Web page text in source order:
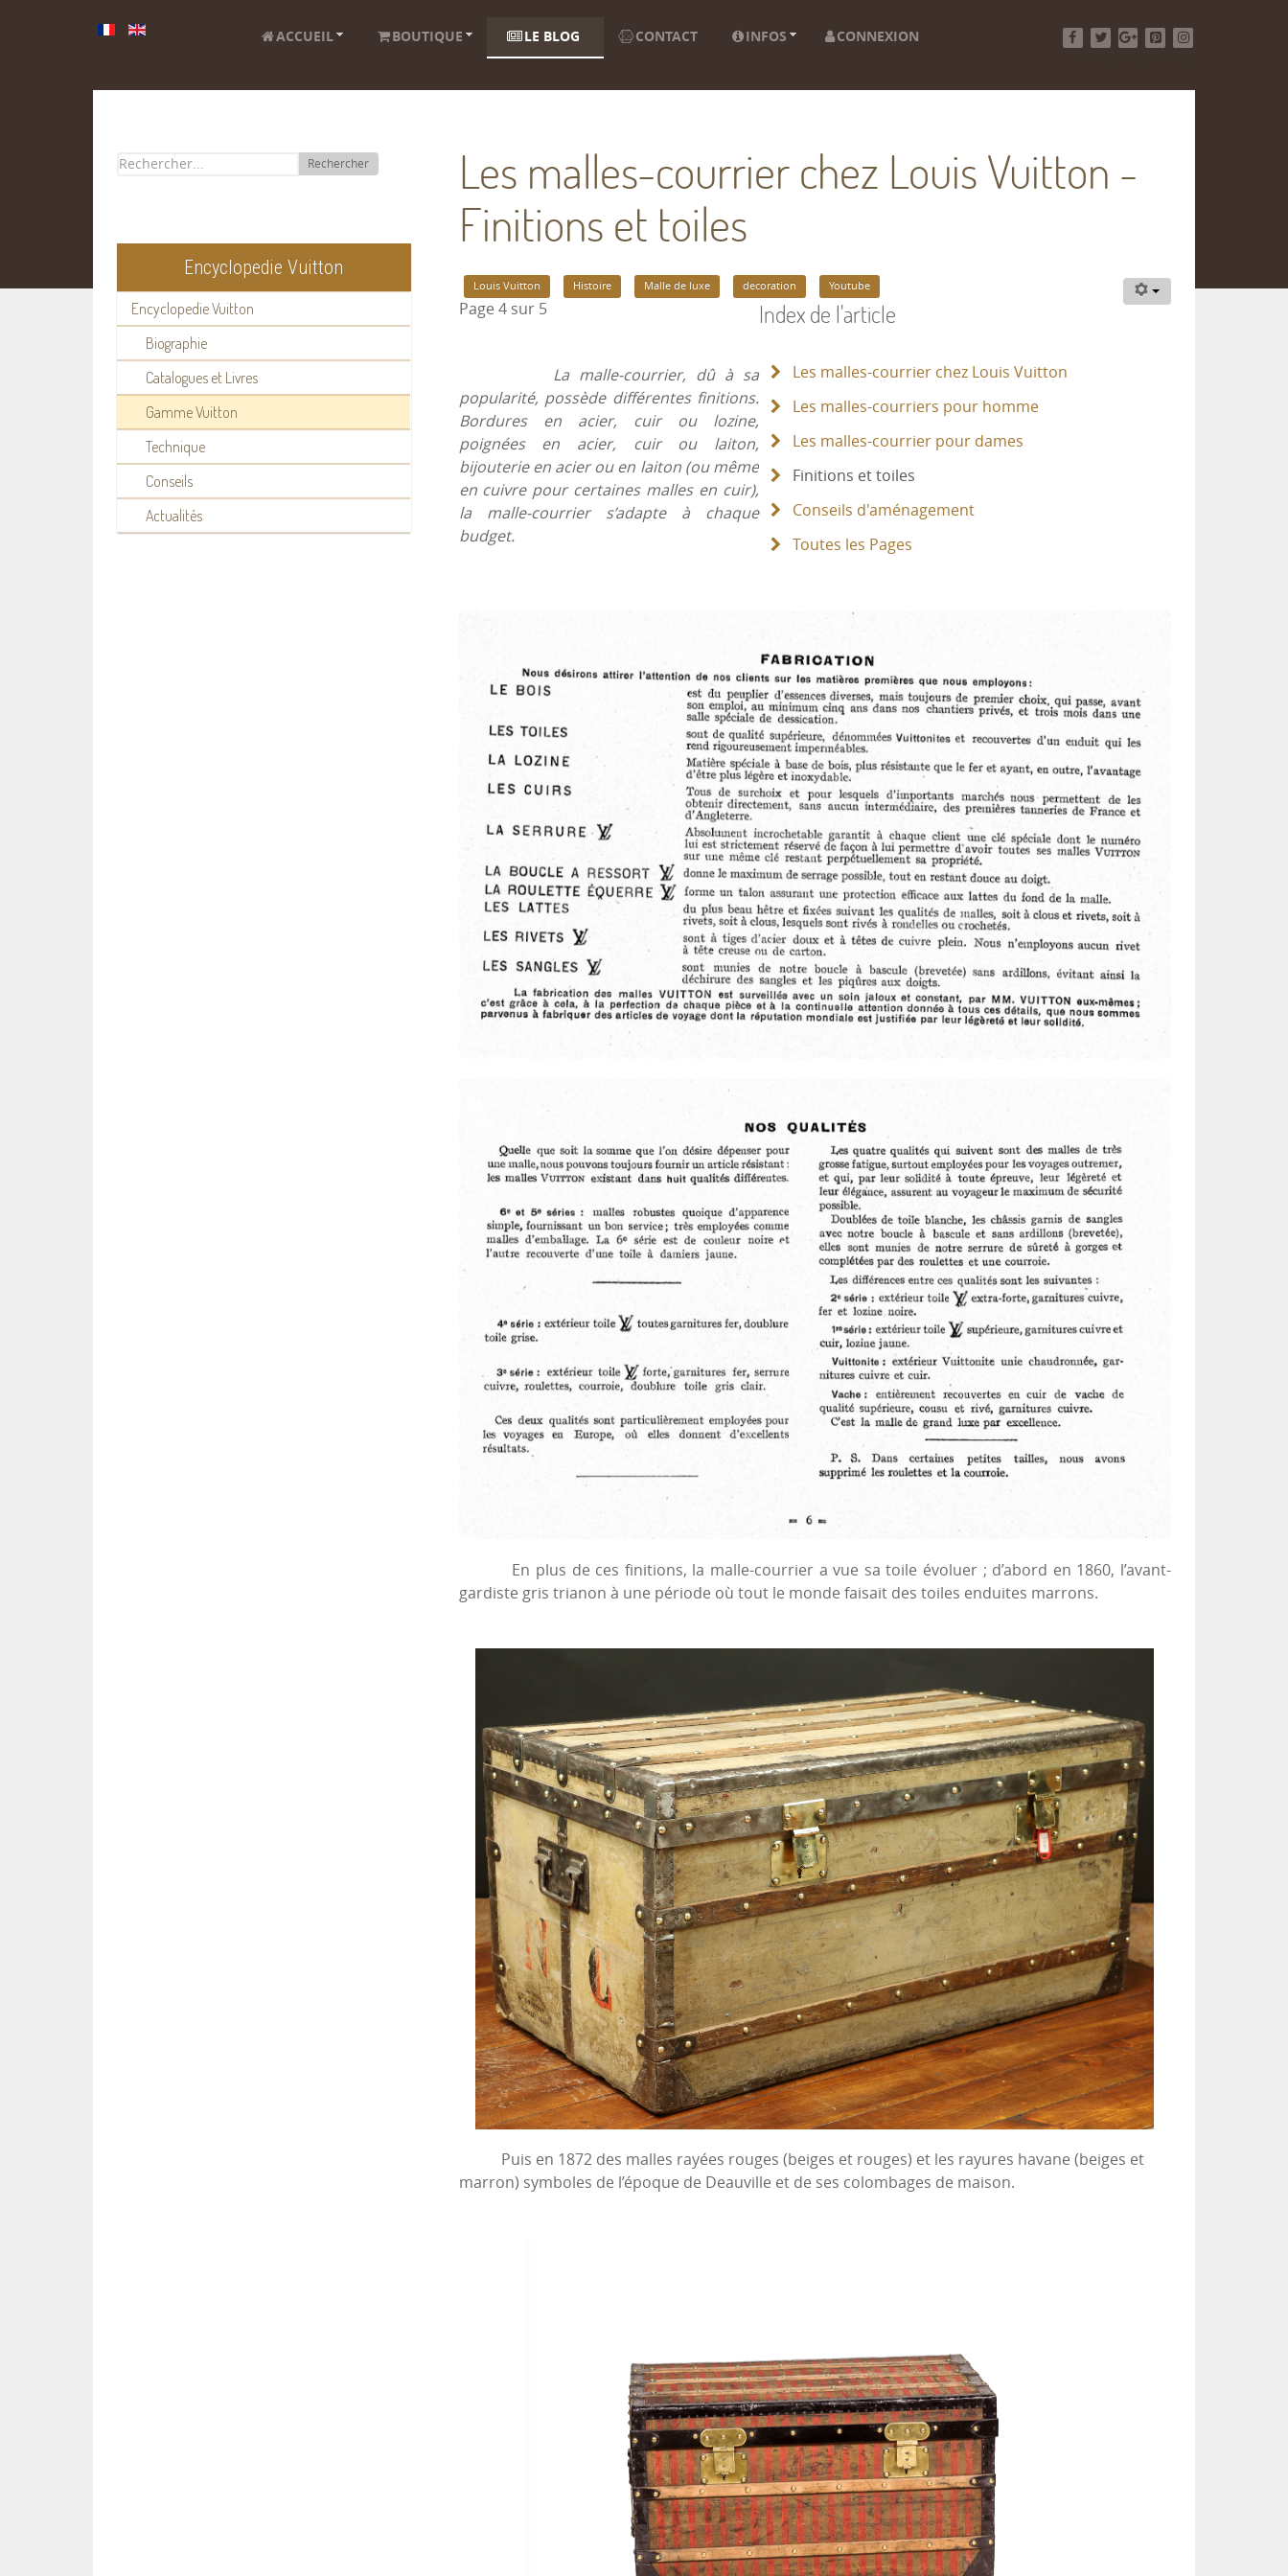
ACCUEIL BOUTIQUE LE BLOG CONTACT INFOS
CONNEXION
Rechercher
Encyclopedie Vuitton
Encyclopedie Vuitton
Biographie
Catalogues et Livres
Gamme Vuitton
Technique
Conseils
Actualités
Les malles-courrier chez Louis Vuitton -
Finitions et toiles
Louis Vuitton Histoire Malle de luxe decoration Youtube
Index de l'article
Les malles-courrier chez Louis Vuitton
Les malles-courriers pour homme
Les malles-courrier pour dames
Finitions et toiles
Conseils d'aménagement
Toutes les Pages
Page 4 sur 5
La malle-courrier, dû à sa
popularité, possède différentes finitions.
Bordures en acier, cuir ou lozine,
poignées en acier, cuir ou laiton,
bijouterie en acier ou en laiton (ou même
en cuivre pour certaines malles en cuir),
la malle-courrier s’adapte à chaque
budget.
En plus de ces finitions, la malle-courrier a vue sa toile évoluer ; d’abord en 1860, l’avant-
gardiste gris trianon à une période où tout le monde faisait des toiles enduites marrons.
Puis en 1872 des malles rayées rouges (beiges et rouges) et les rayures havane (beiges et
marron) symboles de l’époque de Deauville et de ses colombages de maison.